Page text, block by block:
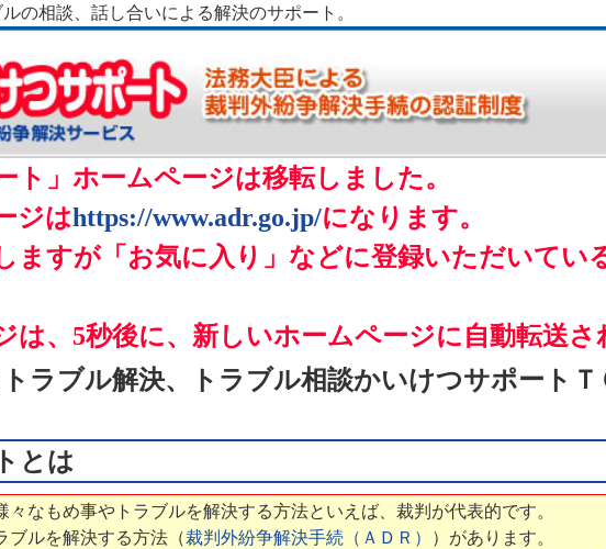
の相談、話し合いによる解決のサポート。
ト」ホームページは移転しました。
ジはhttps://www.adr.go.jp/になります。
ますが「お気に入り」などに登録いただいてい
は、5秒後に、新しいホームページに自動転送さ
トラブル解決、 トラブル相談かいけつサポートＴ
とは
々なもめ事やトラブルを解決する方法といえば、裁判が代表的です。
ブルを解決する方法（裁判外紛争解決手続（ＡＤＲ）
）があります。